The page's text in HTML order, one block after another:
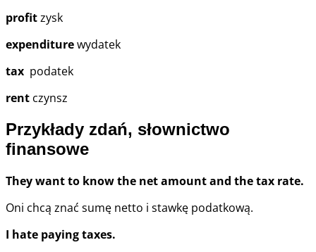
profitzysk
expenditurewydatek
tax podatek
rent czynsz
Przykłady zdań, słownictwo
finansowe
They want to know the net amount and the tax rate.
Oni chcą znać sumę netto i stawkę podatkową.
I hate paying taxes.